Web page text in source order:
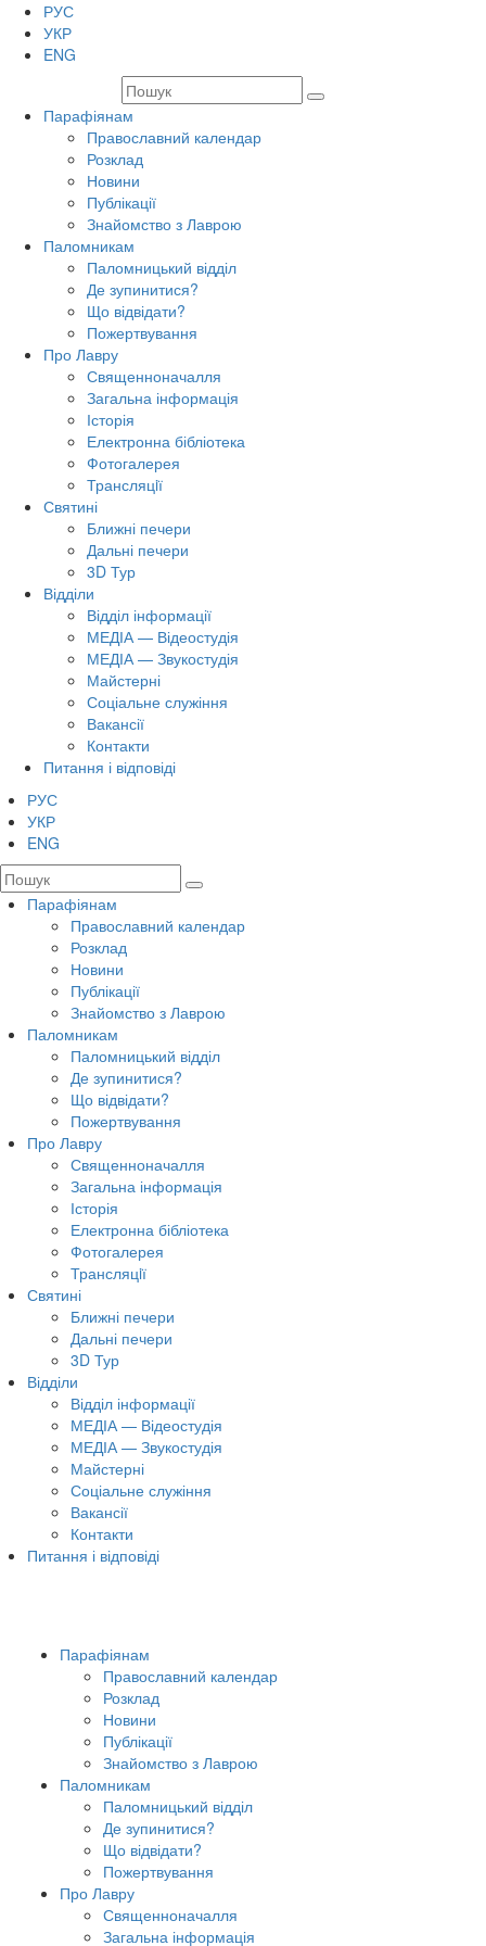
РУС
УКР
ENG
Парафіянам
Православний календар
Розклад
Новини
Публікації
Знайомство з Лаврою
Паломникам
Паломницький відділ
Де зупинитися?
Що відвідати?
Пожертвування
Про Лавру
Священноначалля
Загальна інформація
Історія
Електронна бібліотека
Фотогалерея
Трансляцiї
Святині
Ближні печери
Дальні печери
3D Тур
Відділи
Відділ інформації
МЕДІА — Відеостудія
МЕДІА — Звукостудія
Майстерні
Соціальне служіння
Вакансії
Контакти
Питання і відповіді
РУС
УКР
ENG
Парафіянам
Православний календар
Розклад
Новини
Публікації
Знайомство з Лаврою
Паломникам
Паломницький відділ
Де зупинитися?
Що відвідати?
Пожертвування
Про Лавру
Священноначалля
Загальна інформація
Історія
Електронна бібліотека
Фотогалерея
Трансляцiї
Святині
Ближні печери
Дальні печери
3D Тур
Відділи
Відділ інформації
МЕДІА — Відеостудія
МЕДІА — Звукостудія
Майстерні
Соціальне служіння
Вакансії
Контакти
Питання і відповіді
Парафіянам
Православний календар
Розклад
Новини
Публікації
Знайомство з Лаврою
Паломникам
Паломницький відділ
Де зупинитися?
Що відвідати?
Пожертвування
Про Лавру
Священноначалля
Загальна інформація